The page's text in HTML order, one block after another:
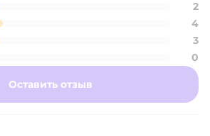
2
4
3
0
Оставить отзыв